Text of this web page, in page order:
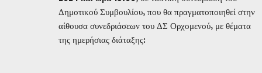
Δημοτικού Συμβουλίου, που θα πραγματοποιηθεί στην
αίθουσα συνεδριάσεων του ΔΣ Ορχομενού, με θέματα
της ημερήσιας διάταξης: